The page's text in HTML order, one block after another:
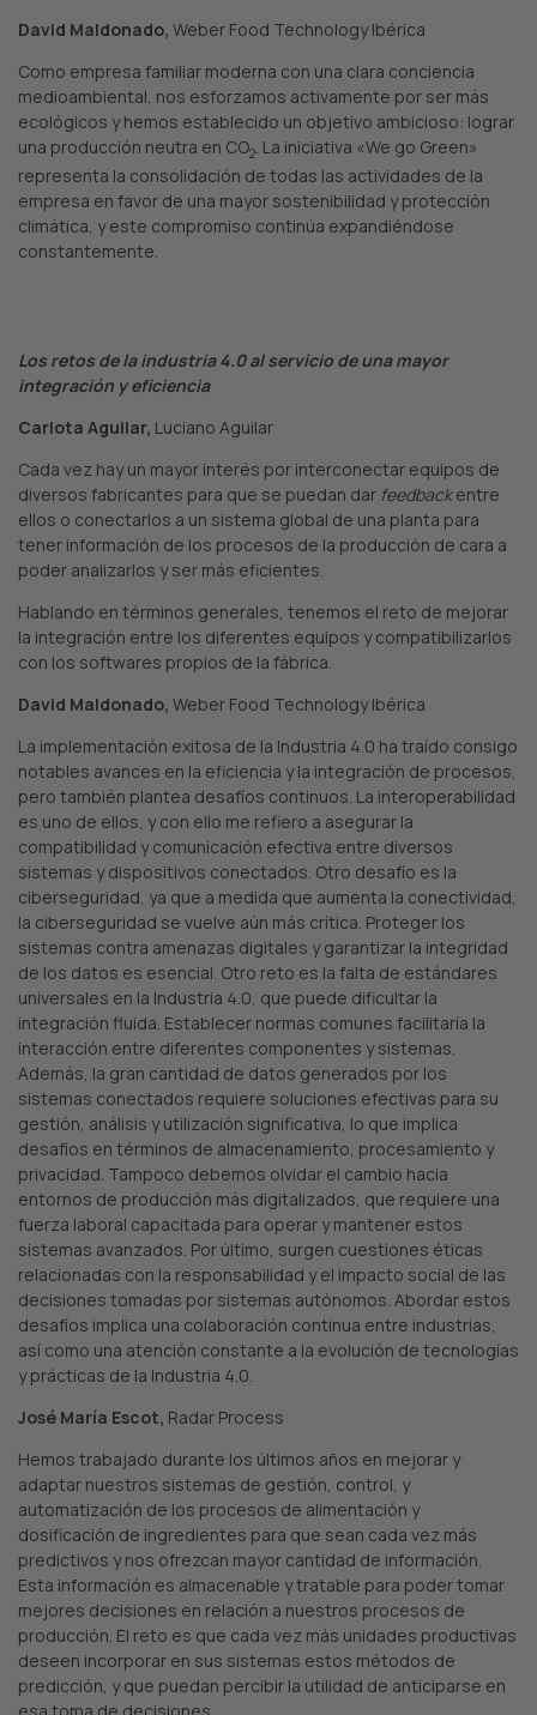
David Maldonado, Weber Food Technology Ibérica
Como empresa familiar moderna con una clara conciencia
medioambiental, nos esforzamos activamente por ser más
ecológicos y hemos establecido un objetivo ambicioso: lograr
una producción neutra en CO2. La iniciativa «We go Green»
representa la consolidación de todas las actividades de la
empresa en favor de una mayor sostenibilidad y protección
climática, y este compromiso continúa expandiéndose
constantemente.
Los retos de la industria 4.0 al servicio de una mayor
integración y eficiencia
Carlota Aguilar, Luciano Aguilar
Cada vez hay un mayor interés por interconectar equipos de
diversos fabricantes para que se puedan dar feedbackentre
ellos o conectarlos a un sistema global de una planta para
tener información de los procesos de la producción de cara a
poder analizarlos y ser más eficientes.
Hablando en términos generales, tenemos el reto de mejorar
la integración entre los diferentes equipos y compatibilizarlos
con los softwares propios de la fábrica.
David Maldonado, Weber Food Technology Ibérica
La implementación exitosa de la Industria 4.0 ha traído consigo
notables avances en la eficiencia y la integración de procesos,
pero también plantea desafíos continuos. La interoperabilidad
es uno de ellos, y con ello me refiero a asegurar la
compatibilidad y comunicación efectiva entre diversos
sistemas y dispositivos conectados. Otro desafío es la
ciberseguridad, ya que a medida que aumenta la conectividad,
la ciberseguridad se vuelve aún más crítica. Proteger los
sistemas contra amenazas digitales y garantizar la integridad
de los datos es esencial. Otro reto es la falta de estándares
universales en la Industria 4.0, que puede dificultar la
integración fluida. Establecer normas comunes facilitaría la
interacción entre diferentes componentes y sistemas.
Además, la gran cantidad de datos generados por los
sistemas conectados requiere soluciones efectivas para su
gestión, análisis y utilización significativa, lo que implica
desafíos en términos de almacenamiento, procesamiento y
privacidad. Tampoco debemos olvidar el cambio hacia
entornos de producción más digitalizados, que requiere una
fuerza laboral capacitada para operar y mantener estos
sistemas avanzados. Por último, surgen cuestiones éticas
relacionadas con la responsabilidad y el impacto social de las
decisiones tomadas por sistemas autónomos. Abordar estos
desafíos implica una colaboración continua entre industrias,
así como una atención constante a la evolución de tecnologías
y prácticas de la Industria 4.0.
José María Escot, Radar Process
Hemos trabajado durante los últimos años en mejorar y
adaptar nuestros sistemas de gestión, control, y
automatización de los procesos de alimentación y
dosificación de ingredientes para que sean cada vez más
predictivos y nos ofrezcan mayor cantidad de información.
Esta información es almacenable y tratable para poder tomar
mejores decisiones en relación a nuestros procesos de
producción. El reto es que cada vez más unidades productivas
deseen incorporar en sus sistemas estos métodos de
predicción, y que puedan percibir la utilidad de anticiparse en